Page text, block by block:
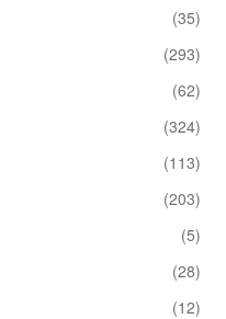
(35)
(293)
(62)
(324)
(113)
(203)
(5)
(28)
(12)